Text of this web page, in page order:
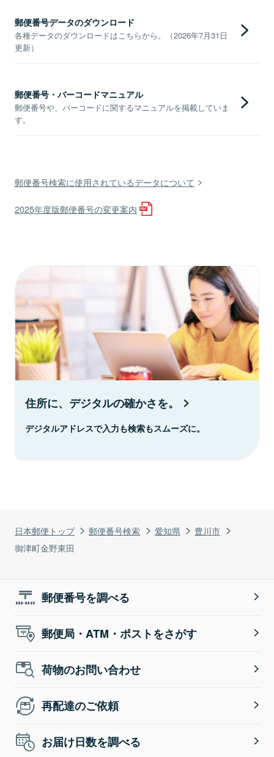
日本郵便トップ 郵便番号検索 愛知県
豊川市
御津町金野東田
郵便番号データのダウンロード
各種データのダウンロードはこちらから。（2026年7月31日
更新）
郵便番号・バーコードマニュアル
郵便番号や、バーコードに関するマニュアルを掲載していま
す。
郵便番号検索に使用されているデータについて
2025年度版郵便番号の変更案内
住所に、デジタルの確かさを。
デジタルアドレスで入力も検索もスムーズに。
郵便番号を調べる
郵便局・ATM・ポストをさがす
荷物のお問い合わせ
再配達のご依頼
お届け日数を調べる